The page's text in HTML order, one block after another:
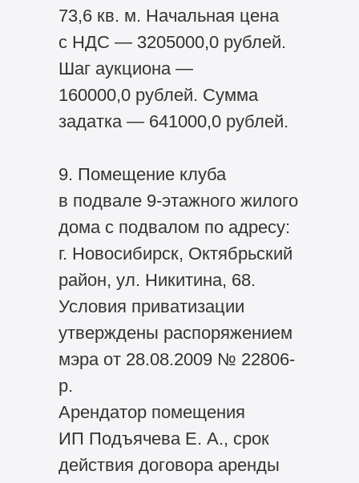
73,6 кв. м. Начальная цена
с НДС — 3205000,0 рублей.
Шаг аукциона —
160000,0 рублей. Сумма
задатка — 641000,0 рублей.
9. Помещение клуба
в подвале 9-этажного жилого
дома с подвалом по адресу:
г. Новосибирск, Октябрьский
район, ул. Никитина, 68.
Условия приватизации
утверждены распоряжением
мэра от 28.08.2009 № 22806-
р.
Арендатор помещения
ИП Подъячева Е. А., срок
действия договора аренды